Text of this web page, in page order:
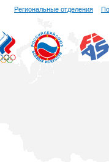
Региональные отделения